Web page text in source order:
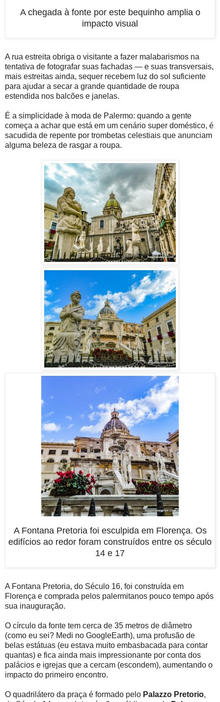
A chegada à fonte por este bequinho amplia o
impacto visual
A rua estreita obriga o visitante a fazer malabarismos na
tentativa de fotografar suas fachadas — e suas transversais,
mais estreitas ainda, sequer recebem luz do sol suficiente
para ajudar a secar a grande quantidade de roupa
estendida nos balcões e janelas.
É a simplicidade à moda de Palermo: quando a gente
começa a achar que está em um cenário super doméstico, é
sacudida de repente por trombetas celestiais que anunciam
alguma beleza de rasgar a roupa.
A Fontana Pretoria foi esculpida em Florença. Os
edifícios ao redor foram construídos entre os século
14 e 17
A Fontana Pretoria, do Século 16, foi construída em
Florença e comprada pelos palermitanos pouco tempo após
sua inauguração.
O círculo da fonte tem cerca de 35 metros de diâmetro
(como eu sei? Medi no GoogleEarth), uma profusão de
belas estátuas (eu estava muito embasbacada para contar
quantas) e fica ainda mais impressionante por conta dos
palácios e igrejas que a cercam (escondem), aumentando o
impacto do primeiro encontro.
O quadrilátero da praça é formado pelo Palazzo Pretorio,